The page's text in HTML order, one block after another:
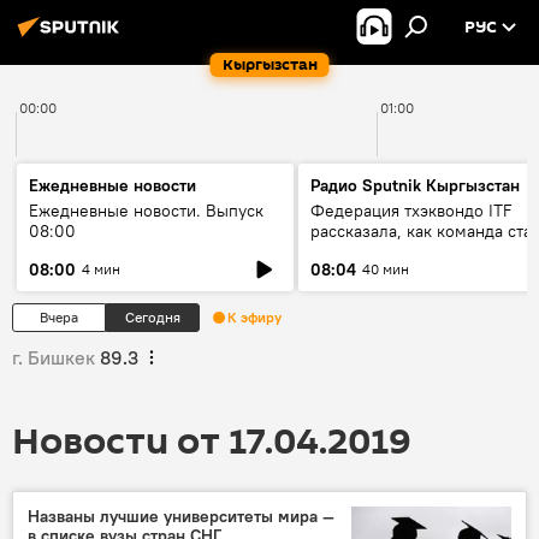
Кыргызстан
РУС
00:00 01:00
Ежедневные новости
Ежедневные новости. Выпуск
08:00
08:00 4 мин
Радио Sputnik Кыргызстан
Федерация тхэквондо ITF
рассказала, как команда
08:04 40 мин
Вчера Сегодня К эфиру
г. Бишкек 89.3
Новости от 17.04.2019
Названы лучшие университеты мира —